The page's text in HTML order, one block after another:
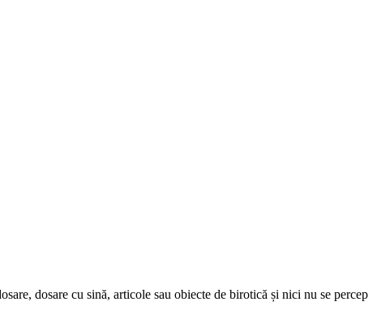
dosare cu sină, articole sau obiecte de birotică și nici nu se percep